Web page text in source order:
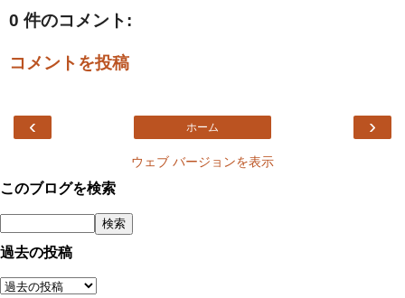
0 件のコメント:
コメントを投稿
‹ ›
ホーム
ウェブ バージョンを表示
このブログを検索
過去の投稿